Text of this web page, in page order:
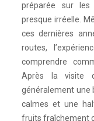
préparée sur les
presque irréelle.
ces dernières
routes,
comprendre
Après la visite
généralement une
calmes et une
fruits fraîchement